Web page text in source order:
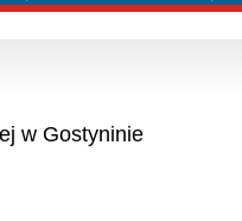
w Gostyninie